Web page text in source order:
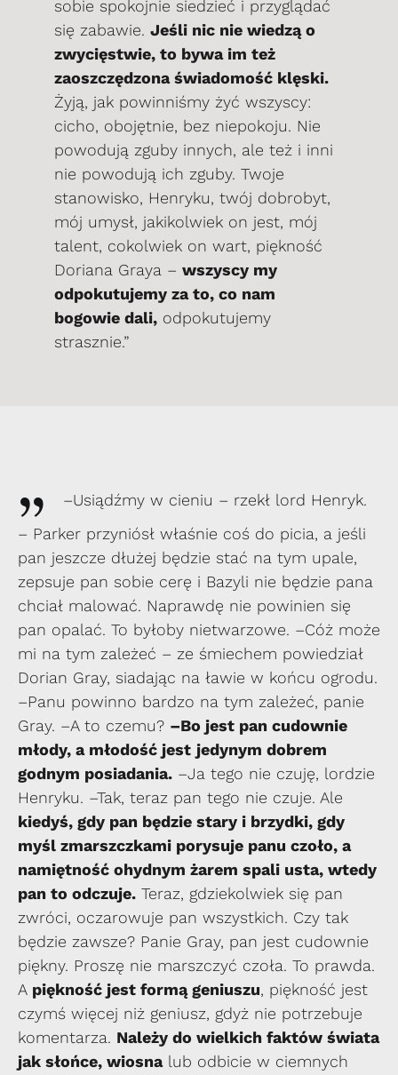
sobie spokojnie siedzieć i przyglądać
się zabawie. Jeśli nic nie wiedzą o
zwycięstwie, to bywa im też
zaoszczędzona świadomość klęski.
Żyją, jak powinniśmy żyć wszyscy:
cicho, obojętnie, bez niepokoju. Nie
powodują zguby innych, ale też i inni
nie powodują ich zguby. Twoje
stanowisko, Henryku, twój dobrobyt,
mój umysł, jakikolwiek on jest, mój
talent, cokolwiek on wart, piękność
Doriana Graya – wszyscy my
odpokutujemy za to, co nam
bogowie dali,odpokutujemy
strasznie.”
„
–Usiądźmy w cieniu – rzekł lord Henryk.
– Parker przyniósł właśnie coś do picia, a jeśli
pan jeszcze dłużej będzie stać na tym upale,
zepsuje pan sobie cerę i Bazyli nie będzie pana
chciał malować. Naprawdę nie powinien się
pan opalać. To byłoby nietwarzowe. –Cóż może
mi na tym zależeć – ze śmiechem powiedział
Dorian Gray, siadając na ławie w końcu ogrodu.
–Panu powinno bardzo na tym zależeć, panie
Gray. –A to czemu? –Bo jest pan cudownie
młody, a młodość jest jedynym dobrem
godnym posiadania. –Ja tego nie czuję, lordzie
Henryku. –Tak, teraz pan tego nie czuje. Ale
kiedyś, gdy pan będzie stary i brzydki, gdy
myśl zmarszczkami porysuje panu czoło, a
namiętność ohydnym żarem spali usta, wtedy
pan to odczuje. Teraz, gdziekolwiek się pan
zwróci, oczarowuje pan wszystkich. Czy tak
będzie zawsze? Panie Gray, pan jest cudownie
piękny. Proszę nie marszczyć czoła. To prawda.
A piękność jest formą geniuszu, piękność jest
czymś więcej niż geniusz, gdyż nie potrzebuje
komentarza. Należy do wielkich faktów świata
jak słońce, wiosnalub odbicie w ciemnych